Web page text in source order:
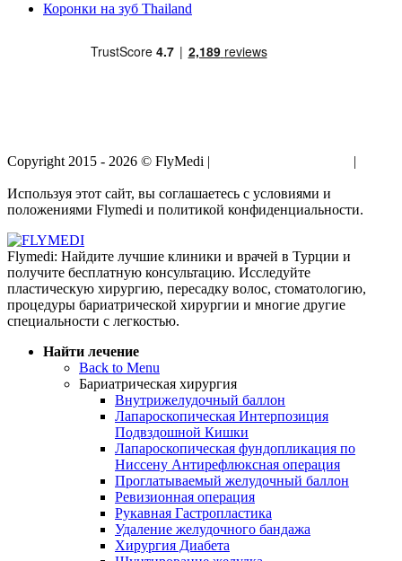
Коронки на зуб Thailand
Copyright 2015 - 2026 © FlyMedi |
|
Используя этот сайт, вы соглашаетесь с условиями и
положениями Flymedi и политикой конфиденциальности.
Flymedi: Найдите лучшие клиники и врачей в Турции и
получите бесплатную консультацию. Исследуйте
пластическую хирургию, пересадку волос, стоматологию,
процедуры бариатрической хирургии и многие другие
специальности с легкостью.
Найти лечение
Back to Menu
Бариатрическая хирургия
Внутрижелудочный баллон
Лапароскопическая Интерпозиция
Подвздошной Кишки
Лапароскопическая фундопликация по
Ниссену Антирефлюксная операция
Проглатываемый желудочный баллон
Ревизионная операция
Рукавная Гастропластика
Удаление желудочного бандажа
Хирургия Диабета